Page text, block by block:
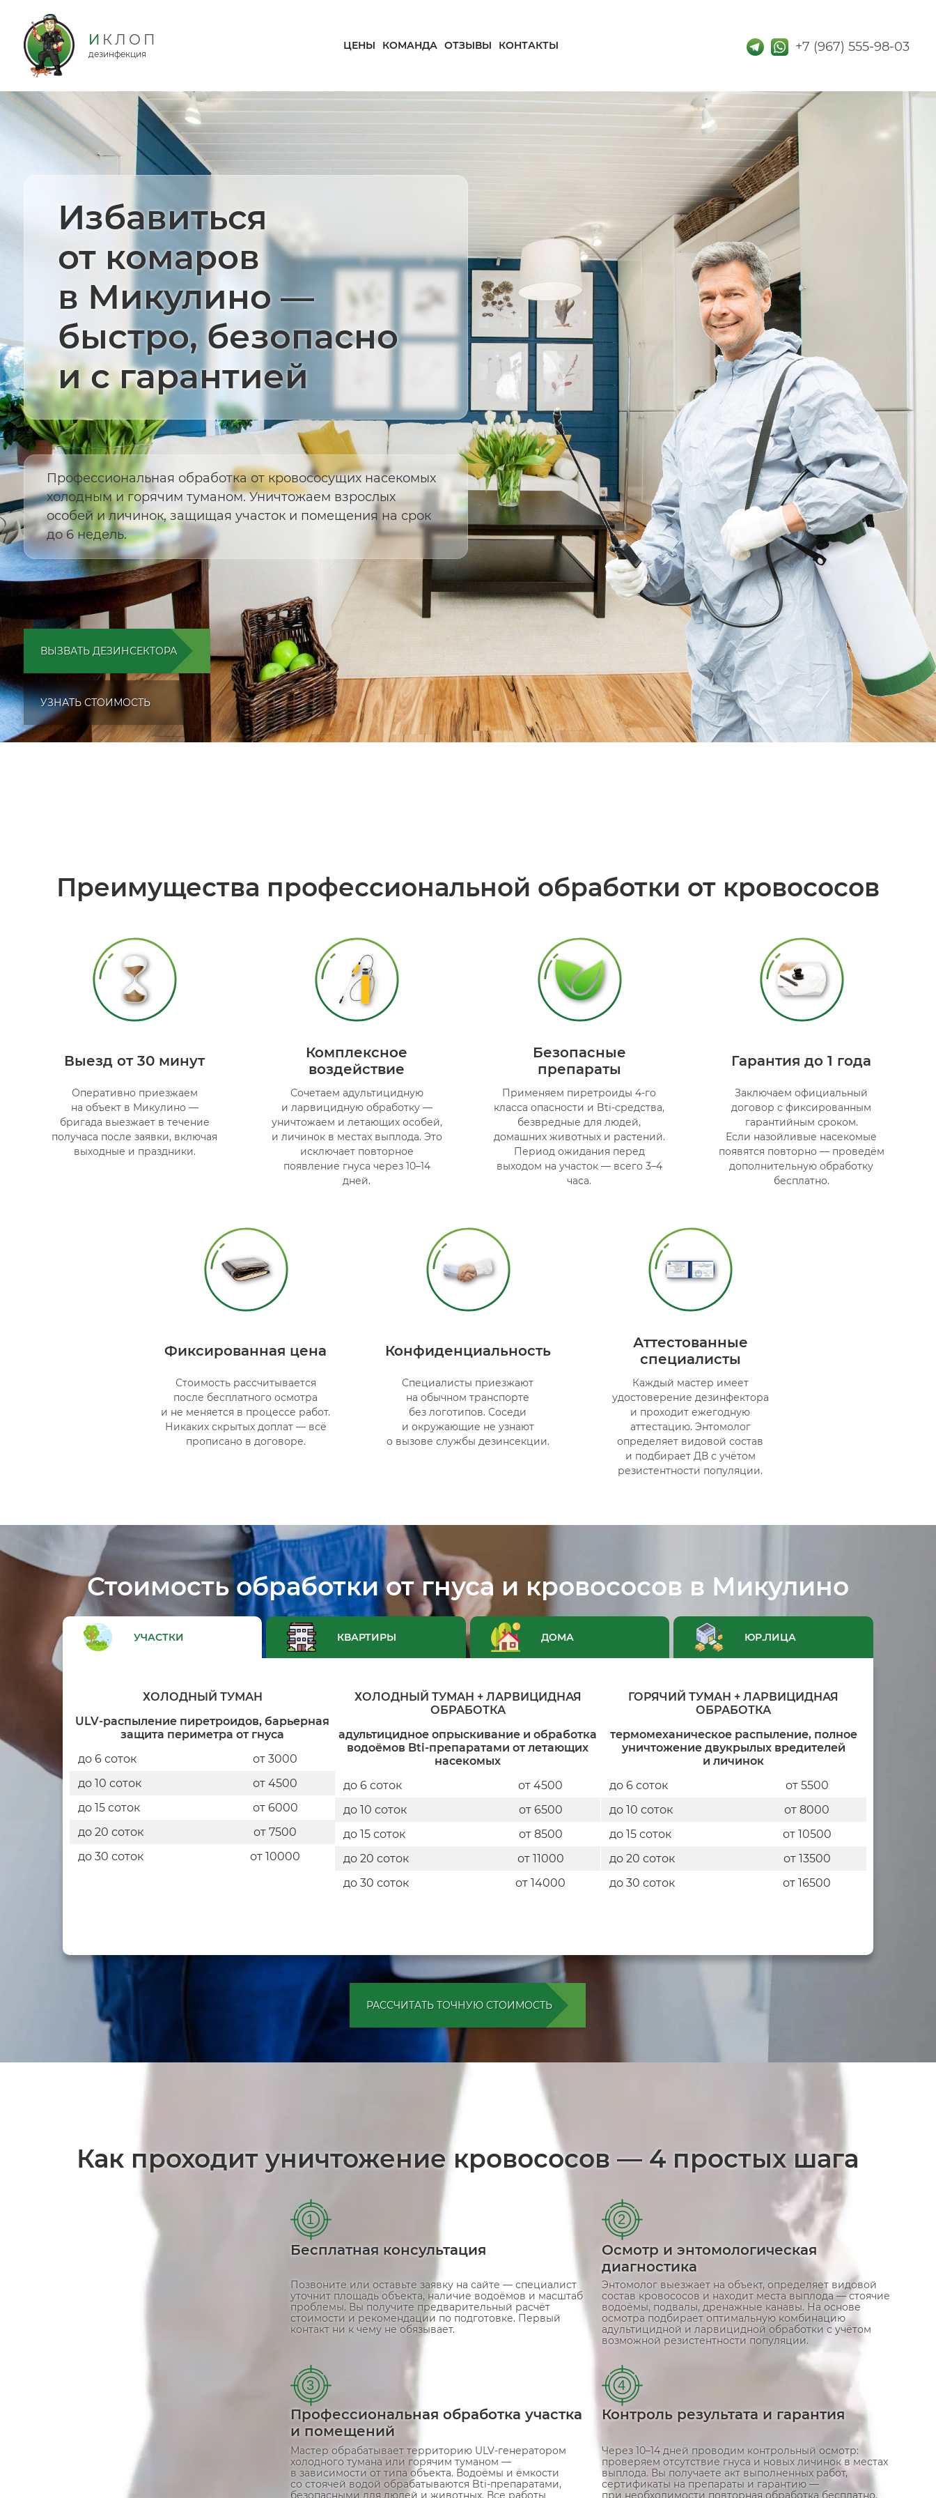
дезинфекция
ЦЕНЫ КОМАНДА ОТЗЫВЫ КОНТАКТЫ
Избавиться
от комаров
в Микулино —
быстро, безопасно
и с гарантией
Профессиональная обработка от кровососущих насекомых
холодным и горячим туманом. Уничтожаем взрослых
особей и личинок, защищая участок и помещения на срок
до 6 недель.
ВЫЗВАТЬ ДЕЗИНСЕКТОРА
УЗНАТЬ СТОИМОСТЬ
Преимущества профессиональной обработки от кровососов
Выезд от 30 минут
Оперативно приезжаем
на объект в Микулино —
бригада выезжает в течение
получаса после заявки, включая
выходные и праздники.
Комплексное
воздействие
Сочетаем адультицидную
и ларвицидную обработку —
уничтожаем и летающих особей,
и личинок в местах выплода. Это
исключает повторное
появление гнуса через 10–14
дней.
Безопасные
препараты
Применяем пиретроиды 4-го
класса опасности и Bti-средства,
безвредные для людей,
домашних животных и растений.
Период ожидания перед
выходом на участок — всего 3–4
часа.
Гарантия до 1 года
Заключаем официальный
договор с фиксированным
гарантийным сроком.
Если назойливые насекомые
появятся повторно — проведём
дополнительную обработку
бесплатно.
Фиксированная цена
Стоимость рассчитывается
после бесплатного осмотра
и не меняется в процессе работ.
Никаких скрытых доплат — всё
прописано в договоре.
Конфиденциальность
Специалисты приезжают
на обычном транспорте
без логотипов. Соседи
и окружающие не узнают
о вызове службы дезинсекции.
Аттестованные
специалисты
Каждый мастер имеет
удостоверение дезинфектора
и проходит ежегодную
аттестацию. Энтомолог
определяет видовой состав
и подбирает ДВ с учётом
резистентности популяции.
Стоимость обработки от гнуса и кровососов в Микулино
УЧАСТКИ КВАРТИРЫ ДОМА ЮР.ЛИЦА
ХОЛОДНЫЙ ТУМАН
ULV-распыление пиретроидов, барьерная
защита периметра от гнуса
до 6 соток
от 3000
до 10 соток
от 4500
до 15 соток
от 6000
до 20 соток
от 7500
до 30 соток
от 10000
ХОЛОДНЫЙ ТУМАН + ЛАРВИЦИДНАЯ
ОБРАБОТКА
адультицидное опрыскивание и обработка
водоёмов Bti-препаратами от летающих
насекомых
до 6 соток
от 4500
до 10 соток
от 6500
до 15 соток
от 8500
до 20 соток
от 11000
до 30 соток
от 14000
ГОРЯЧИЙ ТУМАН + ЛАРВИЦИДНАЯ
ОБРАБОТКА
термомеханическое распыление, полное
уничтожение двукрылых вредителей
и личинок
до 6 соток
от 5500
до 10 соток
от 8000
до 15 соток
от 10500
до 20 соток
от 13500
до 30 соток
от 16500
РАССЧИТАТЬ ТОЧНУЮ СТОИМОСТЬ
Как проходит уничтожение кровососов — 4 простых шага
1
Бесплатная консультация
Позвоните или оставьте заявку на сайте — специалист
уточнит площадь объекта, наличие водоёмов и масштаб
проблемы. Вы получите предварительный расчёт
стоимости и рекомендации по подготовке. Первый
контакт ни к чему не обязывает.
2
Осмотр и энтомологическая
диагностика
Энтомолог выезжает на объект, определяет видовой
состав кровососов и находит места выплода — стоячие
водоёмы, подвалы, дренажные канавы. На основе
осмотра подбирает оптимальную комбинацию
адультицидной и ларвицидной обработки с учётом
возможной резистентности популяции.
3
Профессиональная обработка участка
и помещений
Мастер обрабатывает территорию ULV-генератором
холодного тумана или горячим туманом —
в зависимости от типа объекта. Водоёмы и ёмкости
со стоячей водой обрабатываются Bti-препаратами,
безопасными для людей и животных. Все работы
4
Контроль результата и гарантия
Через 10–14 дней проводим контрольный осмотр:
проверяем отсутствие гнуса и новых личинок в местах
выплода. Вы получаете акт выполненных работ,
сертификаты на препараты и гарантию —
при необходимости повторная обработка бесплатно.